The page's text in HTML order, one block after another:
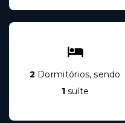
2 Dormitórios, sendo
1 suíte